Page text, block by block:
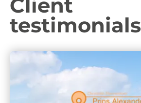
Client
testimonials